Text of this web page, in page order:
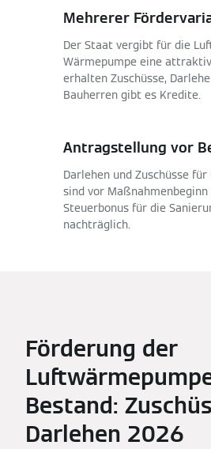
Mehrerer
Der Staat vergibt für die
Wärmepumpe eine
erhalten Zuschüsse,
Bauherren gibt es Kredite.
Antragstellung vor
Darlehen und Zuschüsse
sind vor Maßnahmenbeginn
Steuerbonus für die
nachträglich.
Förderung der
Bestand:
Darlehen 2026